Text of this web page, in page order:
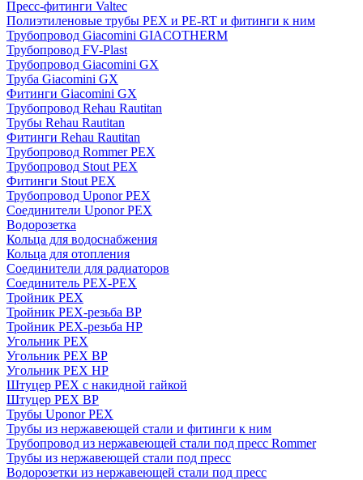
Пресс-фитинги Valtec
Полиэтиленовые трубы PEX и PE-RT и фитинги к ним
Трубопровод Giacomini GIACOTHERM
Трубопровод FV-Plast
Трубопровод Giacomini GX
Труба Giacomini GX
Фитинги Giacomini GX
Трубопровод Rehau Rautitan
Трубы Rehau Rautitan
Фитинги Rehau Rautitan
Трубопровод Rommer PEX
Трубопровод Stout PEX
Фитинги Stout PEX
Трубопровод Uponor PEX
Соединители Uponor PEX
Водорозетка
Кольца для водоснабжения
Кольца для отопления
Соединители для радиаторов
Соединитель PEX-PEX
Тройник PEX
Тройник PEX-резьба ВР
Тройник PEX-резьба НР
Угольник PEX
Угольник PEX ВР
Угольник PEX НР
Штуцер PEX c накидной гайкой
Штуцер PEX ВР
Трубы Uponor PEX
Трубы из нержавеющей стали и фитинги к ним
Трубопровод из нержавеющей стали под пресс Rommer
Трубы из нержавеющей стали под пресс
Водорозетки из нержавеющей стали под пресс